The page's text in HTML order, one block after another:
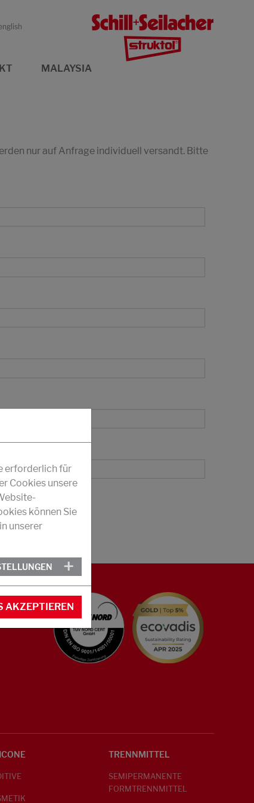
MALAYSIA
nur auf Anfrage individuell versandt. Bitte
TRENNMITTEL
SEMIPERMANENTE
FORMTRENNMITTEL
erforderlich für
Cookies unsere
können Sie
unserer
AKZEPTIEREN